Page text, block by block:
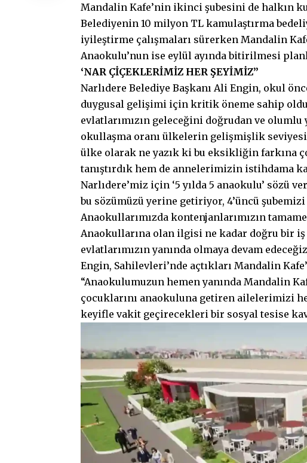
Mandalin Kafe’nin ikinci şubesini de halkın
Belediyenin 10 milyon TL kamulaştırma
iyileştirme çalışmaları sürerken Mandalin
Anaokulu’nun ise eylül ayında bitirilmesi
‘NAR ÇİÇEKLERİMİZ HER ŞEYİMİZ”
Narlıdere Belediye Başkanı Ali Engin, okul
duygusal gelişimi için kritik öneme sahip
evlatlarımızın geleceğini doğrudan ve
okullaşma oranı ülkelerin gelişmişlik
ülke olarak ne yazık ki bu eksikliğin farkına
tanıştırdık hem de annelerimizin istihdama
Narlıdere’miz için ‘5 yılda 5 anaokulu’ sözü
bu sözümüzü yerine getiriyor, 4’üncü
Anaokullarımızda kontenjanlarımızın
Anaokullarına olan ilgisi ne kadar doğru bir iş
evlatlarımızın yanında olmaya devam
Engin, Sahilevleri’nde açtıkları Mandalin
“Anaokulumuzun hemen yanında Mandalin
çocuklarını anaokuluna getiren ailelerimizi
keyifle vakit geçirecekleri bir sosyal tesise